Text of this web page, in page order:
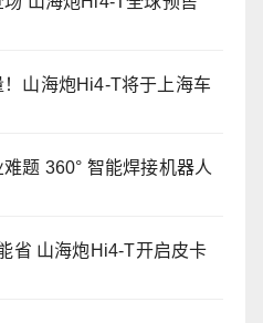
山海炮Hi4-T将于上海车
题 360° 智能焊接机器人
省 山海炮Hi4-T开启皮卡